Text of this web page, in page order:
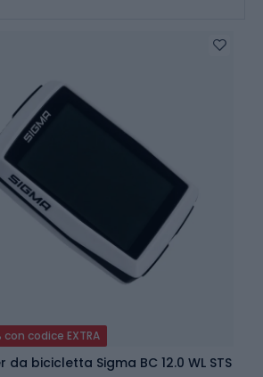
con codice EXTRA
da bicicletta Sigma BC 12.0 WL STS